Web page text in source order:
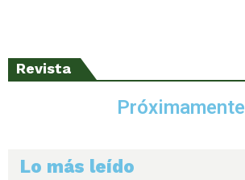
Revista
Próximamente
Lo más leído